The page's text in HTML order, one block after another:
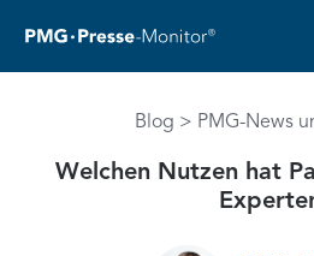
Blog PMG-News
Welchen Nutzen hat